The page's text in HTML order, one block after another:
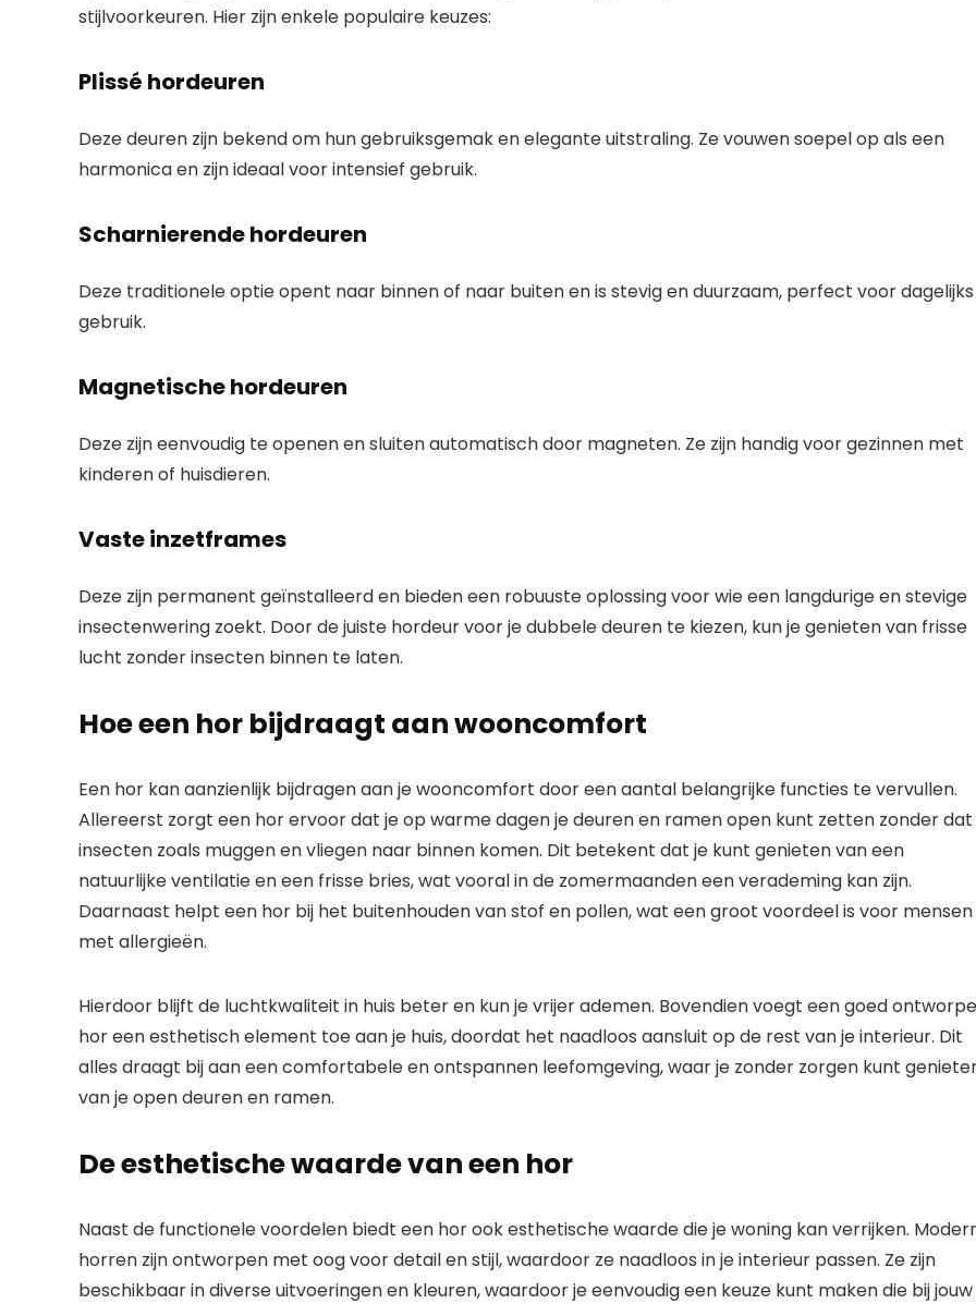
stijlvoorkeuren. Hier zijn enkele populaire keuzes:
Plissé hordeuren
Deze deuren zijn bekend om hun gebruiksgemak en elegante uitstraling. Ze vouwen soepel op als een
harmonica en zijn ideaal voor intensief gebruik.
Scharnierende hordeuren
Deze traditionele optie opent naar binnen of naar buiten en is stevig en duurzaam, perfect voor dagelijks
gebruik.
Magnetische hordeuren
Deze zijn eenvoudig te openen en sluiten automatisch door magneten. Ze zijn handig voor gezinnen met
kinderen of huisdieren.
Vaste inzetframes
Deze zijn permanent geïnstalleerd en bieden een robuuste oplossing voor wie een langdurige en stevige
insectenwering zoekt. Door de juiste hordeur voor je dubbele deuren te kiezen, kun je genieten van frisse
lucht zonder insecten binnen te laten.
Hoe een hor bijdraagt aan wooncomfort
Een hor kan aanzienlijk bijdragen aan je wooncomfort door een aantal belangrijke functies te vervullen.
Allereerst zorgt een hor ervoor dat je op warme dagen je deuren en ramen open kunt zetten zonder dat
insecten zoals muggen en vliegen naar binnen komen. Dit betekent dat je kunt genieten van een
natuurlijke ventilatie en een frisse bries, wat vooral in de zomermaanden een verademing kan zijn.
Daarnaast helpt een hor bij het buitenhouden van stof en pollen, wat een groot voordeel is voor mensen
met allergieën.
Hierdoor blijft de luchtkwaliteit in huis beter en kun je vrijer ademen. Bovendien voegt een goed
hor een esthetisch element toe aan je huis, doordat het naadloos aansluit op de rest van je interieur. Dit
alles draagt bij aan een comfortabele en ontspannen leefomgeving, waar je zonder zorgen kunt
van je open deuren en ramen.
De esthetische waarde van een hor
Naast de functionele voordelen biedt een hor ook esthetische waarde die je woning kan verrijken.
horren zijn ontworpen met oog voor detail en stijl, waardoor ze naadloos in je interieur passen. Ze zijn
beschikbaar in diverse uitvoeringen en kleuren, waardoor je eenvoudig een keuze kunt maken die bij jouw